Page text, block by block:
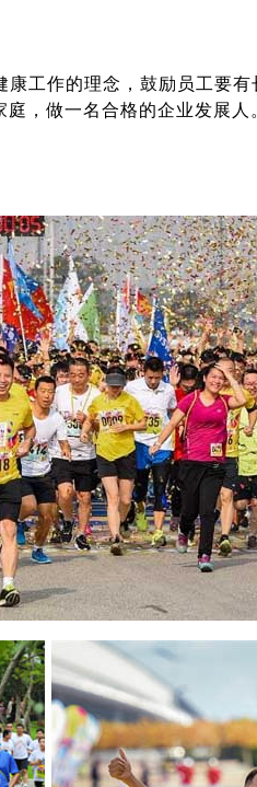
作的理念，鼓励员工要有
，做一名合格的企业发展人